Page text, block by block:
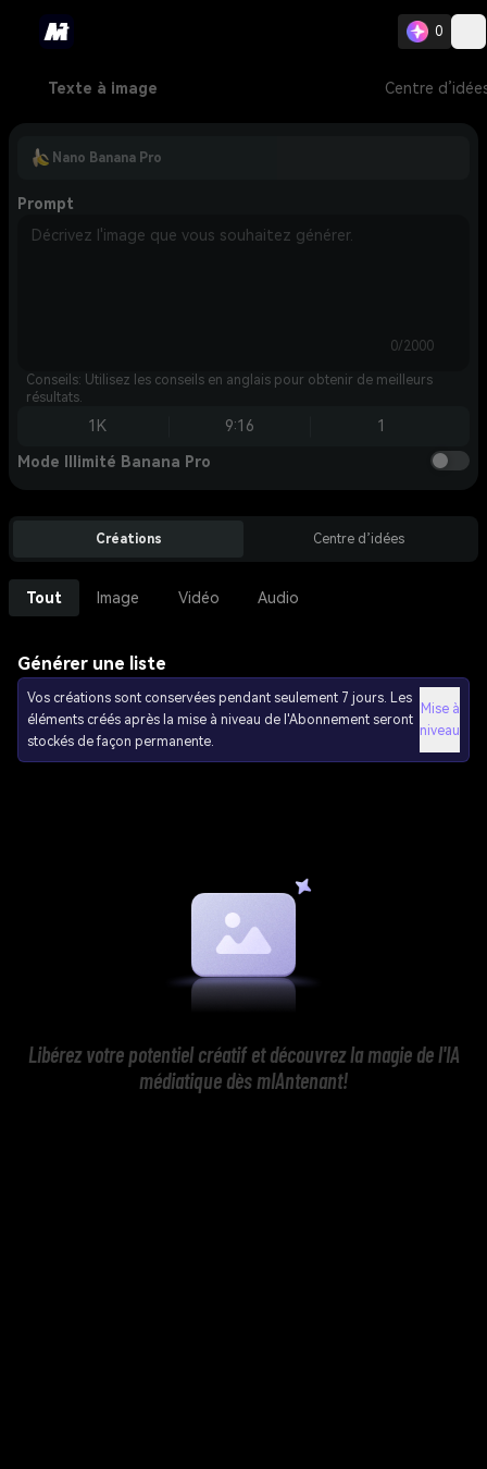
0
Texte à image Centre
Nano Banana Pro
Prompt
0/2000
Conseils: Utilisez les conseils en anglais pour obtenir de meilleurs
résultats.
1K 9:16 1
Mode Illimité Banana Pro
Créations Centre d’idées
Tout Image Vidéo Audio
Générer une liste
Vos créations sont conservées pendant seulement 7 jours. Les
éléments créés après la mise à niveau de l'Abonnement seront
stockés de façon permanente.
Mise à
niveau
Libérez votre potentiel créatif et découvrez la magie de l'IA
médiatique dès mIAntenant!